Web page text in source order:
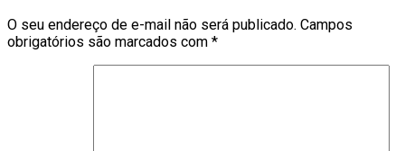
O seu endereço de e-mail não será publicado. Campos
obrigatórios são marcados com *